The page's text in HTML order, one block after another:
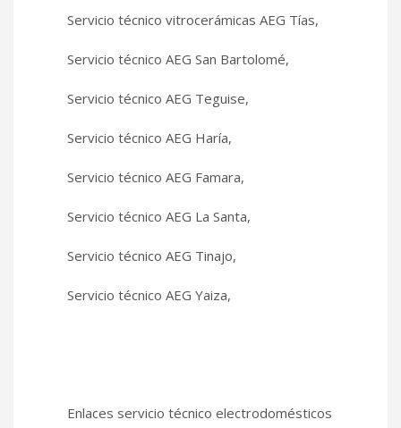
Servicio técnico vitrocerámicas AEG Tías,
Servicio técnico AEG San Bartolomé,
Servicio técnico AEG Teguise,
Servicio técnico AEG Haría,
Servicio técnico AEG Famara,
Servicio técnico AEG La Santa,
Servicio técnico AEG Tinajo,
Servicio técnico AEG Yaiza,
Enlaces servicio técnico electrodomésticos